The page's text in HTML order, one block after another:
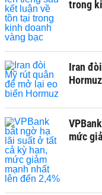
trong
Iran
Hormuz
mức